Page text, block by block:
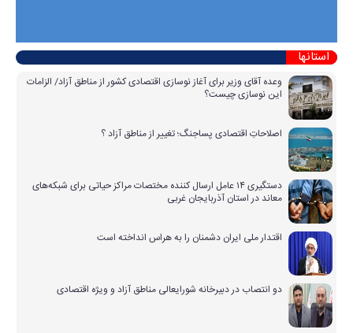
استانها
وعده آقای وزیر برای آغاز نوسازی اقتصادی کشور از مناطق آزاد/ الزامات
این نوسازی چیست؟
اصلاحاتِ اقتصادی پساجنگ؛ تغییر از مناطق آزاد ؟
دستگیری ۱۴ عامل ارسال کننده مختصات مراکز حیاتی برای شبکه‌های
معاند در استان آذربایجان غربی
اقتدار ملی ایران دشمنان را به هراس انداخته است
دو انتصاب در دبیرخانه شورایعالی مناطق آزاد و ویژه اقتصادی